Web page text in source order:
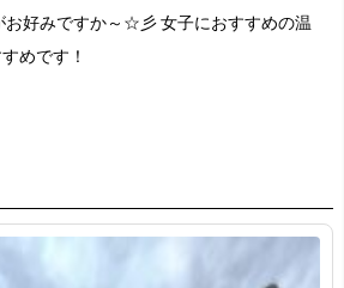
お好みですか～☆彡 女子におすすめの温
めです！